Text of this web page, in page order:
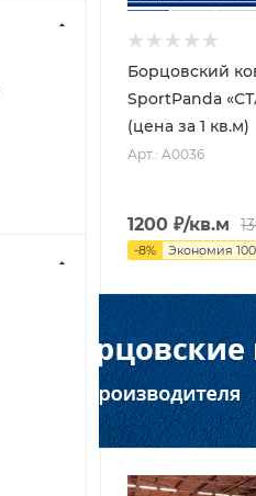
Борцовский
SportPanda
(цена за 1 кв.м)
Арт.: A0036
1200 ₽/кв.м
-8% Экономия 100